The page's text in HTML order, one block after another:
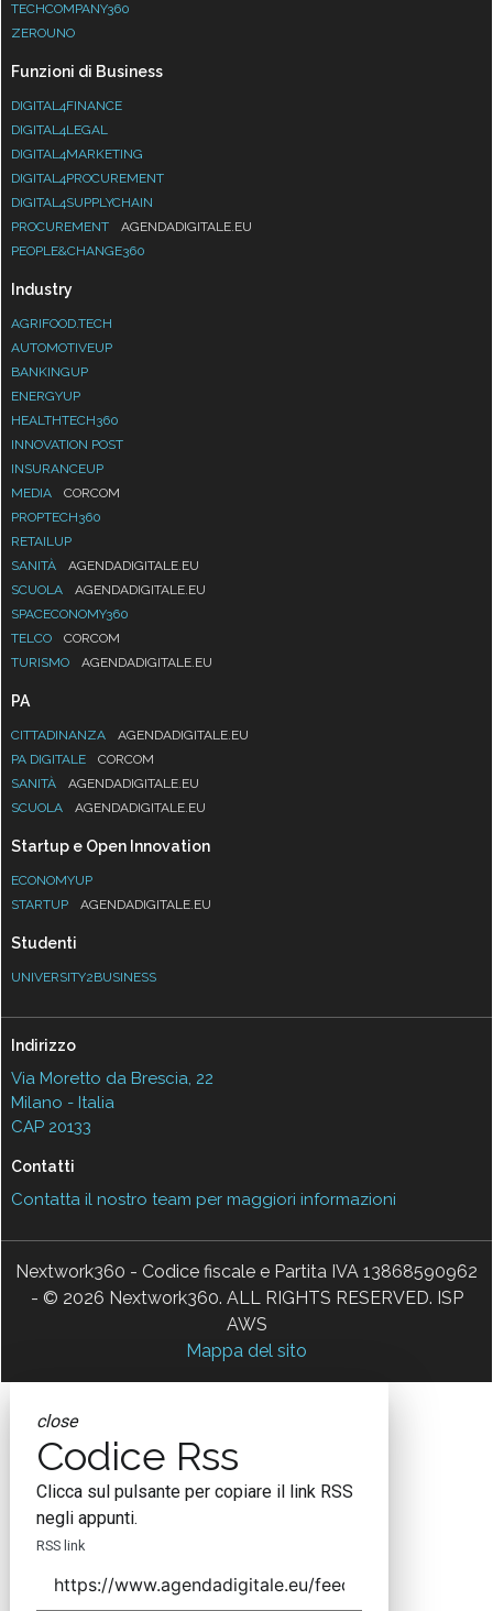
TECHCOMPANY360
ZEROUNO
Funzioni di Business
DIGITAL4FINANCE
DIGITAL4LEGAL
DIGITAL4MARKETING
DIGITAL4PROCUREMENT
DIGITAL4SUPPLYCHAIN
PROCUREMENT
AGENDADIGITALE.EU
PEOPLE&CHANGE360
Industry
AGRIFOOD.TECH
AUTOMOTIVEUP
BANKINGUP
ENERGYUP
HEALTHTECH360
INNOVATION POST
INSURANCEUP
MEDIA
CORCOM
PROPTECH360
RETAILUP
SANITÀ
AGENDADIGITALE.EU
SCUOLA
AGENDADIGITALE.EU
SPACECONOMY360
TELCO
CORCOM
TURISMO
AGENDADIGITALE.EU
PA
CITTADINANZA
AGENDADIGITALE.EU
PA DIGITALE
CORCOM
SANITÀ
AGENDADIGITALE.EU
SCUOLA
AGENDADIGITALE.EU
Startup e Open Innovation
ECONOMYUP
STARTUP
AGENDADIGITALE.EU
Studenti
UNIVERSITY2BUSINESS
Indirizzo
Via Moretto da Brescia, 22
Milano - Italia
CAP 20133
Contatti
Contatta il nostro team per maggiori informazioni
Nextwork360 - Codice fiscale e Partita IVA 13868590962
- © 2026 Nextwork360. ALL RIGHTS RESERVED. ISP
AWS
Mappa del sito
close
Codice Rss
Clicca sul pulsante per copiare il link RSS
negli appunti.
RSS link